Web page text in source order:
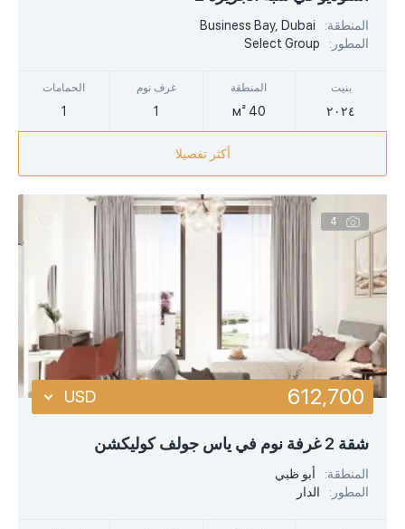
المنطقة:
Business Bay, Dubai
المطور:
Select Group
بنيت
٢٠٢٤
المنطقة
40 м²
غرف نوم
1
الحمامات
1
أكثر تفصيلا
4
شقة 2 غرفة نوم في ياس جولف كوليكشن
المنطقة:
أبو ظبي
المطور:
الدار
612,700
USD